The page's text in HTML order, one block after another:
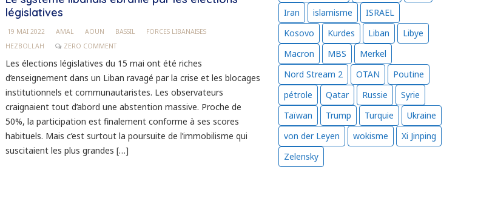
législatives
19 MAI 2022 AMAL AOUN BASSIL
FORCES LIBANAISES
HEZBOLLAH
ZERO COMMENT
Les élections législatives du 15 mai ont été riches
d’enseignement dans un Liban ravagé par la crise et les blocages
institutionnels et communautaristes. Les observateurs
craignaient tout d’abord une abstention massive. Proche de
50%, la participation est finalement conforme à ses scores
habituels. Mais c’est surtout la poursuite de l’immobilisme qui
suscitaient les plus grandes […]
Iran
islamisme
ISRAEL
Kosovo
Kurdes Liban
Libye
Macron
MBS
Merkel
Nord Stream 2
OTAN
Poutine
pétrole
Qatar Russie
Syrie
Taïwan
Trump Turquie
Ukraine
von der Leyen
wokisme
Xi Jinping
Zelensky